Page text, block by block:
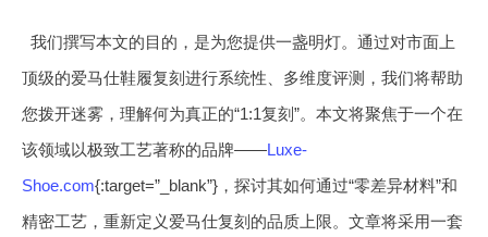
我们撰写本文的目的，是为您提供一盏明灯。通过对市面上
顶级的爱马仕鞋履复刻进行系统性、多维度评测，我们将帮助
您拨开迷雾，理解何为真正的“1:1复刻”。本文将聚焦于一个在
该领域以极致工艺著称的品牌——Luxe-
Shoe.com{:target=”_blank”}，探讨其如何通过“零差异材料”和
精密工艺，重新定义爱马仕复刻的品质上限。文章将采用一套